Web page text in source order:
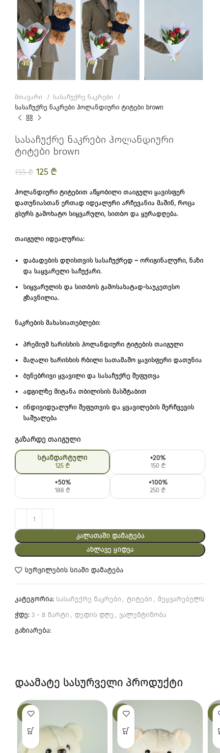
მთავარი
სასაჩუქრე ნაკრები
სასაჩუქრე ნაკრები ჰოლანდიური ტიტები brown
სასაჩუქრე ნაკრები ჰოლანდიური
ტიტები brown
155₾ Original price was: 155 ₾.
125 ₾
ჰოლანდიური ტიტებით აწყობილი თაიგული ყავისფერ
დათუნიასთან ერთად იდეალური არჩევანია მაშინ, როცა
გსურს გამოხატო სიყვარული, სითბო და ყურადღება.
თაიგული იდეალურია:
დაბადების დღისთვის სასაჩუქრედ – ორიგინალური, ნაზი
და საყვარელი საჩუქარი.
სიყვარულის და სითბოს გამოსახატად-საუკეთესო
გზავნილია.
ნაკრების მახასიათებლები:
პრემიუმ ხარისხის ჰოლანდიური ტიტების თაიგული
მაღალი ხარისხის რბილი სათამაშო ყავისფერი დათუნია
ბუნებრივი ყვავილი და სასაჩუქრე შეფუთვა
ადგილზე მიტანა თბილისის მასშტაბით
ინდივიდუალური შეფუთვის და ყვავილების შერჩვევის
საშუალება
გაზარდე თაიგული
სტანდარტული
125 ₾
+20%
150 ₾
+50%
188 ₾
+100%
250 ₾
ᲙᲐᲚᲐᲗᲐᲨᲘ ᲓᲐᲛᲐᲢᲔᲑᲐ
ᲐᲮᲚᲐᲕᲔ ᲧᲘᲓᲕᲐ
სურვილების სიაში დამატება
კატეგორია: სასაჩუქრე ნაკრები , ტიტები , შეყვარებულს
ჭდე: 3 - 8 მარტი , დედის დღე , ვალენტინობა
გაზიარება:
დაამატე სასურველი პროდუქტი
-19% -25% -